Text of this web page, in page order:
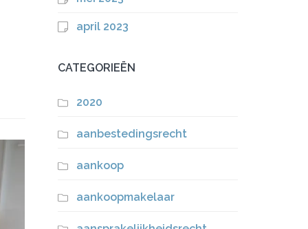
april 2023
CATEGORIEËN
2020
aanbestedingsrecht
aankoop
aankoopmakelaar